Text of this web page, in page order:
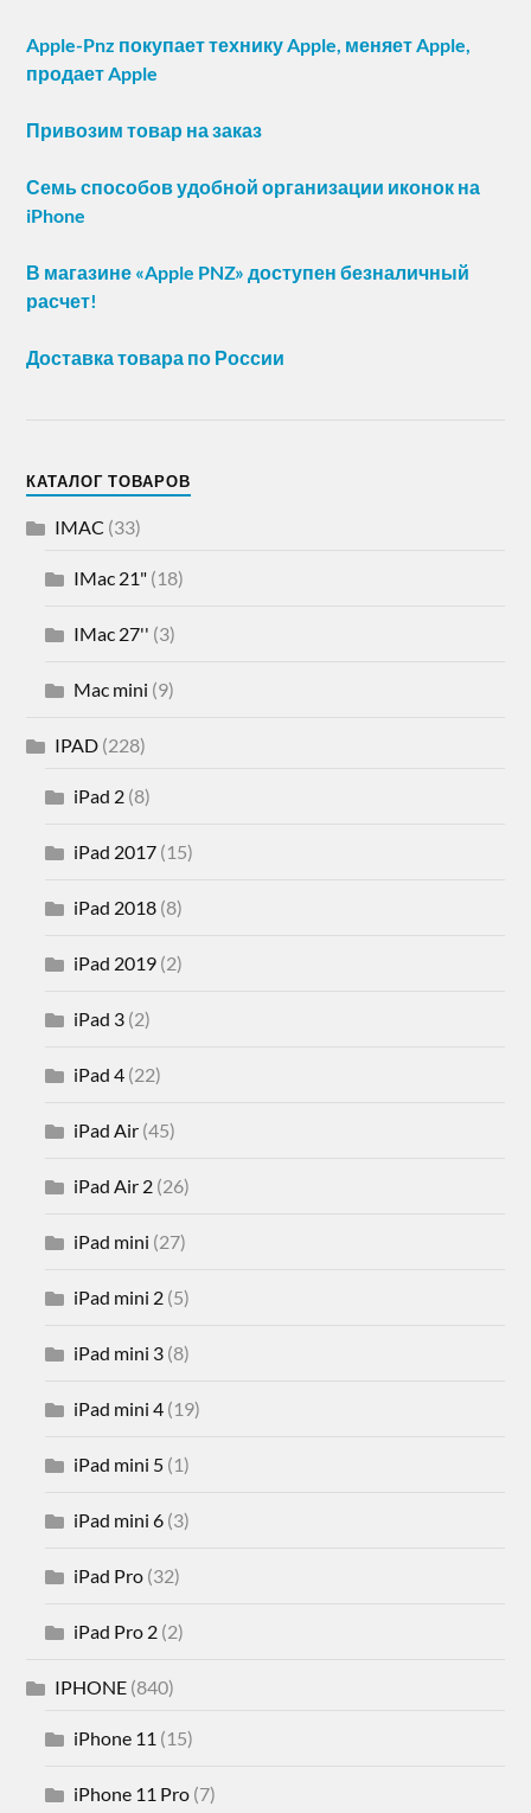
Apple-Pnz покупает технику Apple, меняет Apple,
продает Apple
Привозим товар на заказ
Семь способов удобной организации иконок на
iPhone
В магазине «Apple PNZ» доступен безналичный
расчет!
Доставка товара по России
КАТАЛОГ ТОВАРОВ
IMAC (33)
IMac 21" (18)
IMac 27'' (3)
Mac mini (9)
IPAD (228)
iPad 2 (8)
iPad 2017 (15)
iPad 2018 (8)
iPad 2019 (2)
iPad 3 (2)
iPad 4 (22)
iPad Air (45)
iPad Air 2 (26)
iPad mini (27)
iPad mini 2 (5)
iPad mini 3 (8)
iPad mini 4 (19)
iPad mini 5 (1)
iPad mini 6 (3)
iPad Pro (32)
iPad Pro 2 (2)
IPHONE (840)
iPhone 11 (15)
iPhone 11 Pro (7)